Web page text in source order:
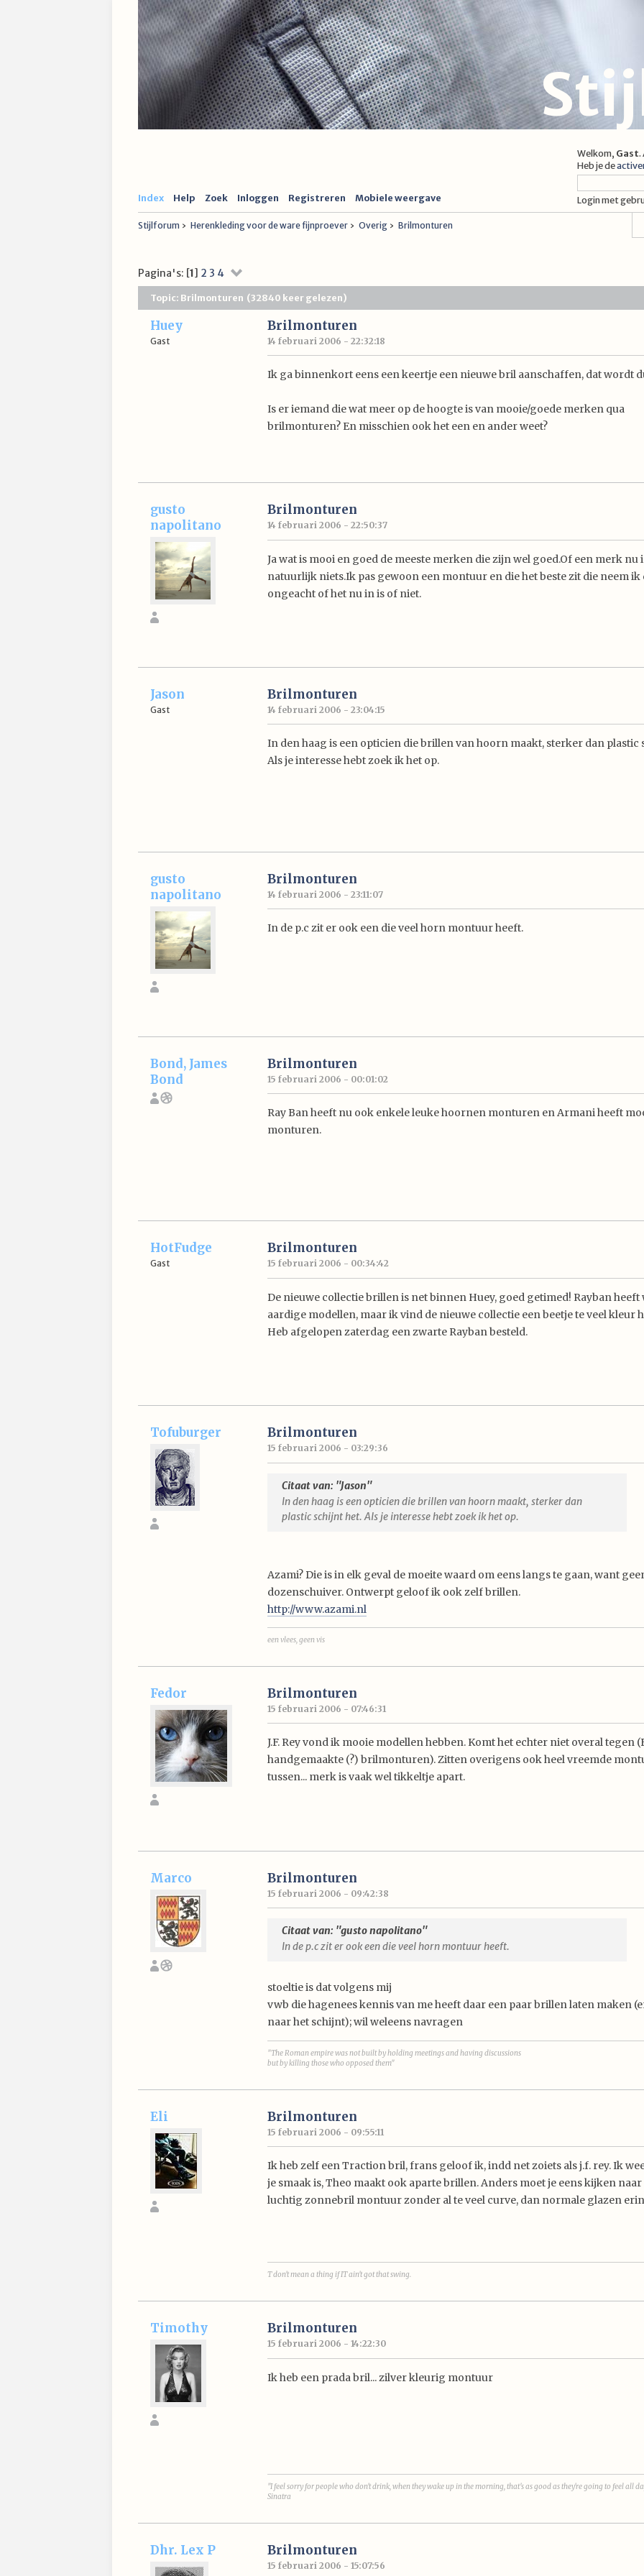
Welkom, Gast.
Heb je de
Login met
Index Help Zoek Inloggen Registreren Mobiele weergave
Stijlforum › Herenkleding voor de ware fijnproever› Overig› Brilmonturen
Pagina's: [1] 2 3 4
Topic: Brilmonturen (32840 keer gelezen)
Huey
Gast
Brilmonturen
14 februari 2006 - 22:32:18
Ik ga binnenkort eens een keertje een nieuwe bril aanschaffen, dat wordt
Is er iemand die wat meer op de hoogte is van mooie/goede merken qua
brilmonturen? En misschien ook het een en ander weet?
gusto
napolitano
Brilmonturen
14 februari 2006 - 22:50:37
Ja wat is mooi en goed de meeste merken die zijn wel goed.Of een merk nu
natuurlijk niets.Ik pas gewoon een montuur en die het beste zit die neem ik
ongeacht of het nu in is of niet.
Jason
Gast
Brilmonturen
14 februari 2006 - 23:04:15
In den haag is een opticien die brillen van hoorn maakt, sterker dan plastic
Als je interesse hebt zoek ik het op.
gusto
napolitano
Brilmonturen
14 februari 2006 - 23:11:07
In de p.c zit er ook een die veel horn montuur heeft.
Bond, James
Bond
Brilmonturen
15 februari 2006 - 00:01:02
Ray Ban heeft nu ook enkele leuke hoornen monturen en Armani heeft
monturen.
HotFudge
Gast
Brilmonturen
15 februari 2006 - 00:34:42
De nieuwe collectie brillen is net binnen Huey, goed getimed! Rayban heeft
aardige modellen, maar ik vind de nieuwe collectie een beetje te veel kleur
Heb afgelopen zaterdag een zwarte Rayban besteld.
Tofuburger Brilmonturen
15 februari 2006 - 03:29:36
Citaat van: "Jason"
In den haag is een opticien die brillen van hoorn maakt, sterker dan
plastic schijnt het. Als je interesse hebt zoek ik het op.
Azami? Die is in elk geval de moeite waard om eens langs te gaan, want
dozenschuiver. Ontwerpt geloof ik ook zelf brillen.
http://www.azami.nl
een vlees, geen vis
Fedor Brilmonturen
15 februari 2006 - 07:46:31
J.F. Rey vond ik mooie modellen hebben. Komt het echter niet overal tegen
handgemaakte (?) brilmonturen). Zitten overigens ook heel vreemde
tussen... merk is vaak wel tikkeltje apart.
Marco Brilmonturen
15 februari 2006 - 09:42:38
Citaat van: "gusto napolitano"
In de p.c zit er ook een die veel horn montuur heeft.
stoeltie is dat volgens mij
vwb die hagenees kennis van me heeft daar een paar brillen laten maken
naar het schijnt); wil weleens navragen
"The Roman empire was not built by holding meetings and having discussions
but by killing those who opposed them"
Eli Brilmonturen
15 februari 2006 - 09:55:11
Ik heb zelf een Traction bril, frans geloof ik, indd net zoiets als j.f. rey. Ik
je smaak is, Theo maakt ook aparte brillen. Anders moet je eens kijken naar
luchtig zonnebril montuur zonder al te veel curve, dan normale glazen
T don't mean a thing if IT ain't got that swing.
Timothy Brilmonturen
15 februari 2006 - 14:22:30
Ik heb een prada bril... zilver kleurig montuur
"I feel sorry for people who don't drink, when they wake up in the morning, that's as good as they're going to feel all
Sinatra
Dhr. Lex P Brilmonturen
15 februari 2006 - 15:07:56